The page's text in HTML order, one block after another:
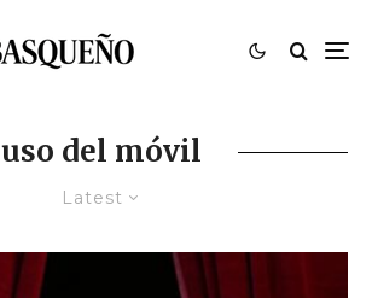
uso del móvil
Latest